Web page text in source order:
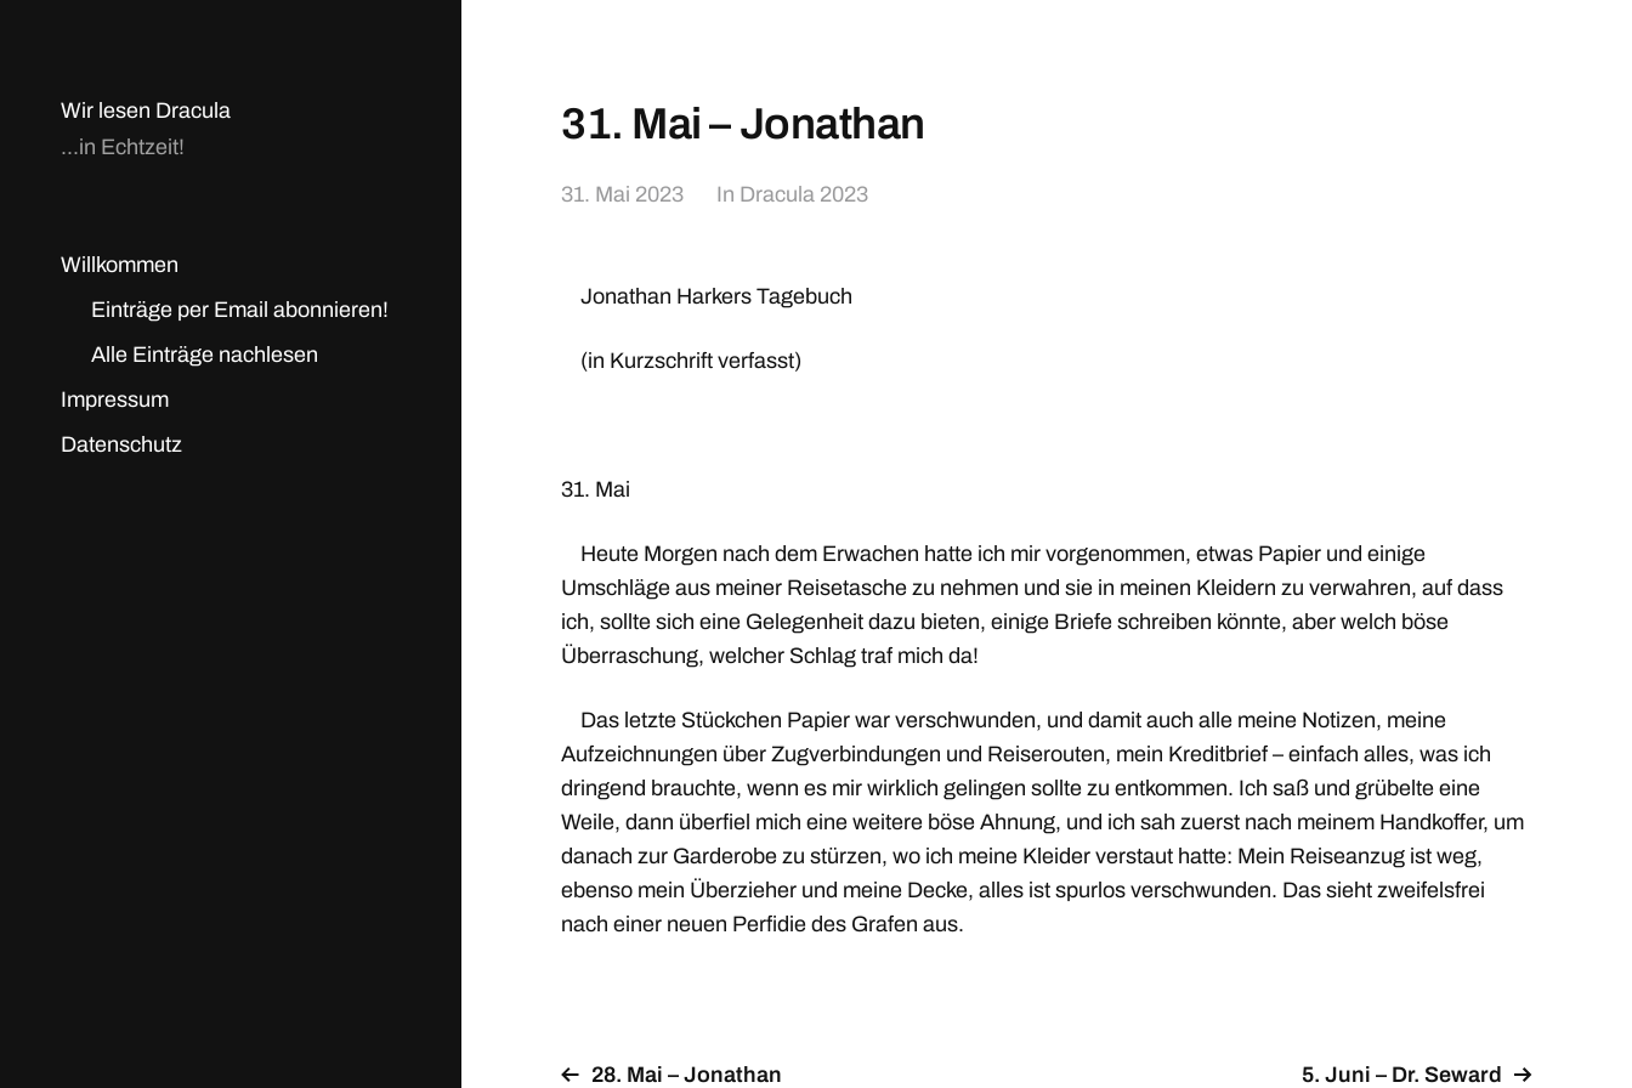
Wir lesen Dracula
...in Echtzeit!
Willkommen
Einträge per Email abonnieren!
Alle Einträge nachlesen
Impressum
Datenschutz
31. Mai – Jonathan
31. Mai 2023 In Dracula 2023
Jonathan Harkers Tagebuch
(in Kurzschrift verfasst)
31. Mai
Heute Morgen nach dem Erwachen hatte ich mir vorgenommen, etwas Papier und einige
Umschläge aus meiner Reisetasche zu nehmen und sie in meinen Kleidern zu verwahren, auf dass
ich, sollte sich eine Gelegenheit dazu bieten, einige Briefe schreiben könnte, aber welch böse
Überraschung, welcher Schlag traf mich da!
Das letzte Stückchen Papier war verschwunden, und damit auch alle meine Notizen, meine
Aufzeichnungen über Zugverbindungen und Reiserouten, mein Kreditbrief – einfach alles, was ich
dringend brauchte, wenn es mir wirklich gelingen sollte zu entkommen. Ich saß und grübelte eine
Weile, dann überfiel mich eine weitere böse Ahnung, und ich sah zuerst nach meinem Handkoffer, um
danach zur Garderobe zu stürzen, wo ich meine Kleider verstaut hatte: Mein Reiseanzug ist weg,
ebenso mein Überzieher und meine Decke, alles ist spurlos verschwunden. Das sieht zweifelsfrei
nach einer neuen Perfidie des Grafen aus.
28. Mai – Jonathan 5. Juni – Dr. Seward